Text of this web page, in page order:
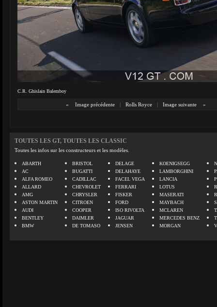
C.R. Ghislain Balemboy
« Image précédente | Rolls Royce | Image suivante »
TOUTES LES GT, TOUTES LES CLASSIC
Toutes les infos sur les constructeurs et les modèles.
ABARTH
AC
ALFA ROMEO
ALLARD
AMG
ASTON MARTIN
AUDI
BENTLEY
BMW
BRISTOL
BUGATTI
CADILLAC
CHEVROLET
CHRYSLER
CITROEN
COOPER
DAIMLER
DE TOMASO
DELAGE
DELAHAYE
FACEL VEGA
FERRARI
FISKER
FORD
ISO RIVOLTA
JAGUAR
JENSEN
KOENIGSEGG
LAMBORGHINI
LANCIA
LOTUS
MASERATI
MAYBACH
MCLAREN
MERCEDES BENZ
MORGAN